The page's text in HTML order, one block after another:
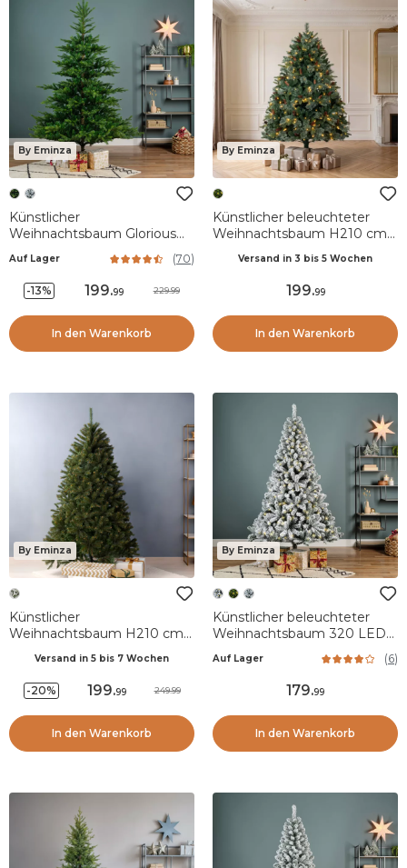
By Eminza
Künstlicher
Weihnachtsbaum Glorious
Auf Lager (70)
-13% 199.99 229.99
In den Warenkorb
By Eminza
Künstlicher beleuchteter
Weihnachtsbaum H210 cm
Tannengrün
Versand in 3 bis 5 Wochen
199.99
In den Warenkorb
By Eminza
Künstlicher
Weihnachtsbaum H210 cm
FinishVersand in 5 bis 7 Wochen
-20% 199.99 249.99
In den Warenkorb
By Eminza
Künstlicher beleuchteter
Weihnachtsbaum 320 LED
verschneit
Auf Lager (6)
179.99
In den Warenkorb